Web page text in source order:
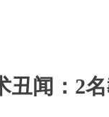
丑闻：2